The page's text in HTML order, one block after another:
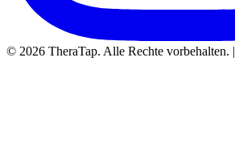
© 2026 TheraTap. Alle Rechte vorbehalten. |